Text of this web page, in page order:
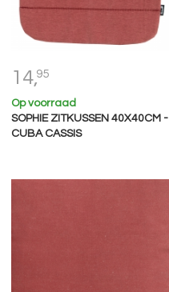
14,95
Op voorraad
SOPHIE ZITKUSSEN 40X40CM -
CUBA CASSIS